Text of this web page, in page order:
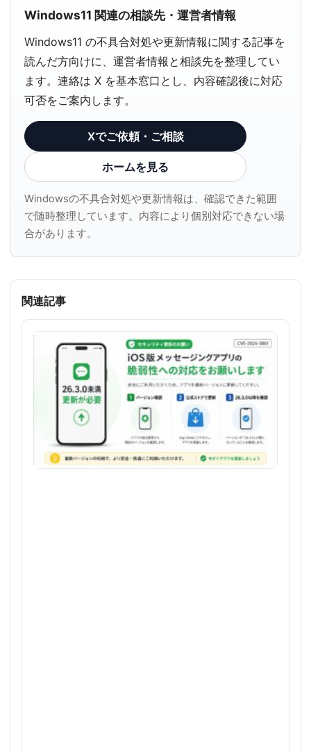
Windows11 関連の相談先・運営者情報
Windows11 の不具合対処や更新情報に関する記事を
読んだ方向けに、運営者情報と相談先を整理してい
ます。連絡は X を基本窓口とし、内容確認後に対応
可否をご案内します。
Xでご依頼・ご相談
ホームを見る
Windowsの不具合対処や更新情報は、確認できた範囲
で随時整理しています。内容により個別対応できない場
合があります。
関連記事